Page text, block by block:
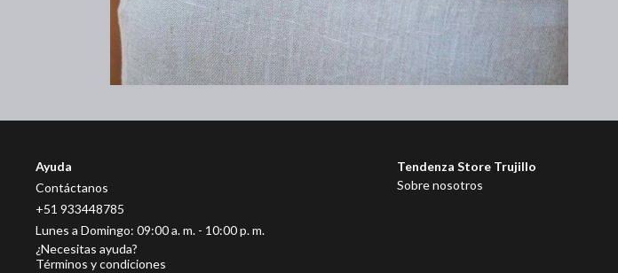
Tendenza Store Trujillo
Sobre nosotros
Ayuda
Contáctanos
+51 933448785
¿Necesitas ayuda?
Términos y condiciones